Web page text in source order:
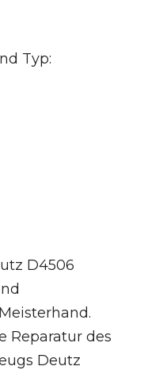
Typ:
D4506
Reparatur des
Deutz